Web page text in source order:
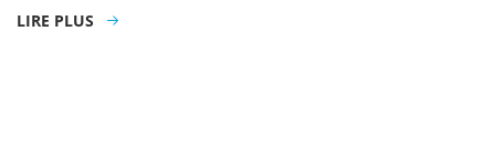
LIRE PLUS